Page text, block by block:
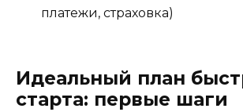
платежи, страховка)
Идеальный план
старта: первые шаги